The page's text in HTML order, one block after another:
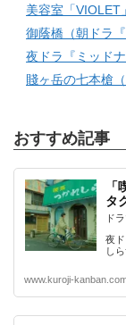
美容室「VIOLET
御蔭橋（朝ドラ『
夜ドラ『ミッド
賤ヶ岳の七本槍
おすすめ記事
タ
ド
夜
し
www.kuroji-